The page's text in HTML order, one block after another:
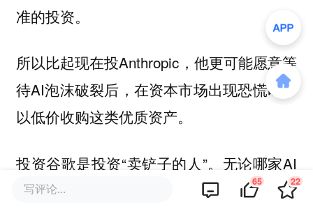
准的投资。
所以比起现在投Anthropic，他更可能愿意等
待AI泡沫破裂后，在资本市场出现恐慌时，
以低价收购这类优质资产。
投资谷歌是投资“卖铲子的人”。无论哪家AI
公司胜出，都需要谷歌的算力和云服务。
写评论... 65 22